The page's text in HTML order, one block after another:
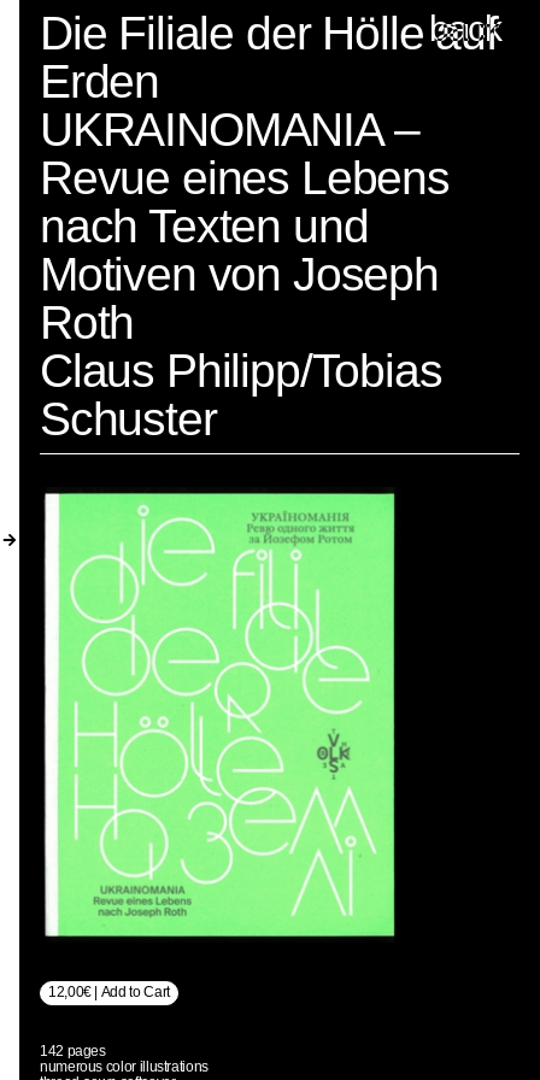
back
Spector
ABOUT
NEWS
INDEX
SHOPPING CART (0
CATALOGUE
DISTRIBUTION
CONTACT
MY ACCOUNT
EN → DE
Die Filiale der Hölle auf
Erden
UKRAINOMANIA –
Revue eines Lebens
nach Texten und
Motiven von Joseph
Roth
Claus Philipp/Tobias
Schuster
12,00€ | Add to Cart
142 pages
numerous color illustrations